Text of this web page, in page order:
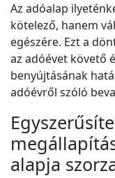
Az adóalap
kötelező, hanem
egészére. Ezt a
az adóévet követő
benyújtásának
adóévről szóló
alapja